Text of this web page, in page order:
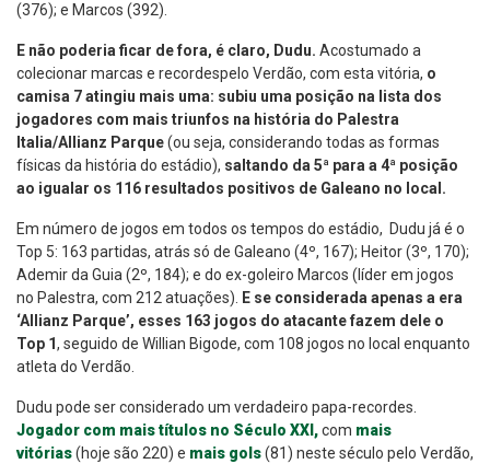
(376); e Marcos (392).
E não poderia ficar de fora, é claro, Dudu. Acostumado a
colecionar marcas e recordespelo Verdão, com esta vitória, o
camisa 7atingiu mais uma: subiu uma posição na lista dos
jogadores com mais triunfos na história do Palestra
Italia/Allianz Parque(ou seja, considerando todas as formas
físicas da história do estádio), saltando da 5ª para a 4ª posição
ao igualar os 116 resultados positivos de Galeano no local.
Em número de jogos em todos os tempos do estádio, Dudu já é o
Top 5: 163 partidas, atrás só de Galeano (4º, 167); Heitor (3º, 170);
Ademir da Guia (2º, 184); e do ex-goleiro Marcos (líder em jogos
no Palestra, com 212 atuações).
E se considerada apenas a era
‘Allianz Parque’, esses 163 jogos do atacante fazem dele o
Top 1, seguido de Willian Bigode, com 108 jogos no local enquanto
atleta do Verdão.
Dudu pode ser considerado um verdadeiro papa-recordes.
Jogador com mais títulos no Século XXI,com mais
vitórias(hoje são 220) e mais gols(81) neste século pelo Verdão,